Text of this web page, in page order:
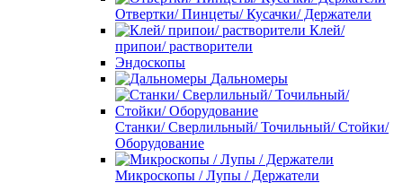
Отвертки/ Пинцеты/ Кусачки/ Держатели
Клей/
припои/ растворители
Эндоскопы
Дальномеры
Станки/ Сверлильный/ Точильный/ Стойки/
Оборудование
Микроскопы / Лупы / Держатели